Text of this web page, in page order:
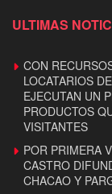
ULTIMAS
CON
LOCATARIOS
EJECUTAN UN
PRODUCTOS
VISITANTES
POR PRIMERA
CASTRO
CHACAO Y